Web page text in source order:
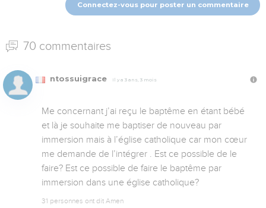
Connectez-vous pour poster un commentaire
70 commentaires
ntossuigrace Il y a 3 ans, 3 mois
Me concernant j’ai reçu le baptême en étant bébé
et là je souhaite me baptiser de nouveau par
immersion mais à l’église catholique car mon cœur
me demande de l’intégrer . Est ce possible de le
faire? Est ce possible de faire le baptême par
immersion dans une église catholique?
31 personnes ont dit Amen